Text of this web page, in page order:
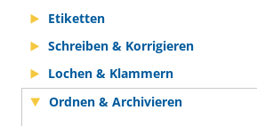
Etiketten
Schreiben & Korrigieren
Lochen & Klammern
Ordnen & Archivieren